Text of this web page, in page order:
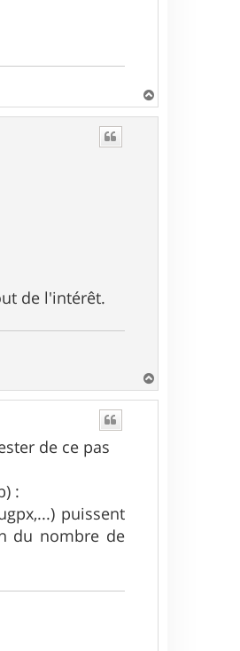
a
de l'intérêt.
a
de ce pas
:
puissent
du nombre de